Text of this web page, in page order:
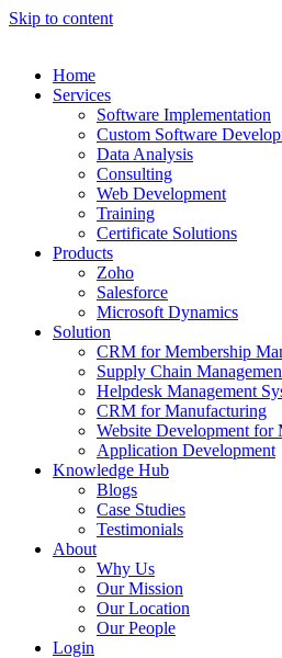
Skip to content
Home
Services
Software Implementation
Custom Software
Data Analysis
Consulting
Web Development
Training
Certificate Solutions
Products
Zoho
Salesforce
Microsoft Dynamics
Solution
CRM for Membership
Supply Chain
Helpdesk Management
CRM for Manufacturing
Website Development for
Application Development
Knowledge Hub
Blogs
Case Studies
Testimonials
About
Why Us
Our Mission
Our Location
Our People
Login